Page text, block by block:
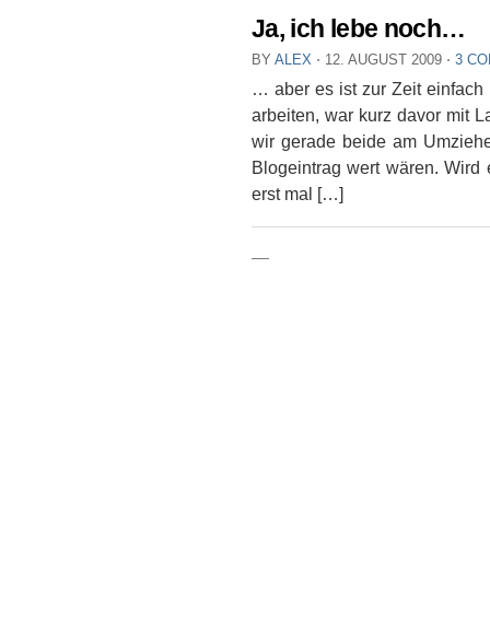
Ja, ich lebe noch…
BY ALEX ⋅ 12. AUGUST 2009 ⋅ 3
… aber es ist zur Zeit einfach
arbeiten, war kurz davor mit
wir gerade beide am
Blogeintrag wert wären.
erst mal […]
—